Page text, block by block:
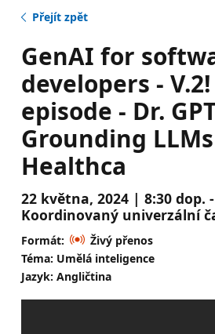
Přejít zpět
GenAI for
developers -
episode - Dr.
Grounding
Healthca
22 května, 2024 | 8:30 dop. -
Koordinovaný univerzální
Formát:
Živý přenos
Téma: Umělá inteligence
Jazyk: Angličtina